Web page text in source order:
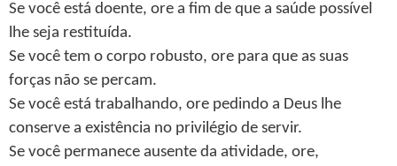
Se você está doente, ore a fim de que a saúde possível
lhe seja restituída.
Se você tem o corpo robusto, ore para que as suas
forças não se percam.
Se você está trabalhando, ore pedindo a Deus lhe
conserve a existência no privilégio de servir.
Se você permanece ausente da atividade, ore,